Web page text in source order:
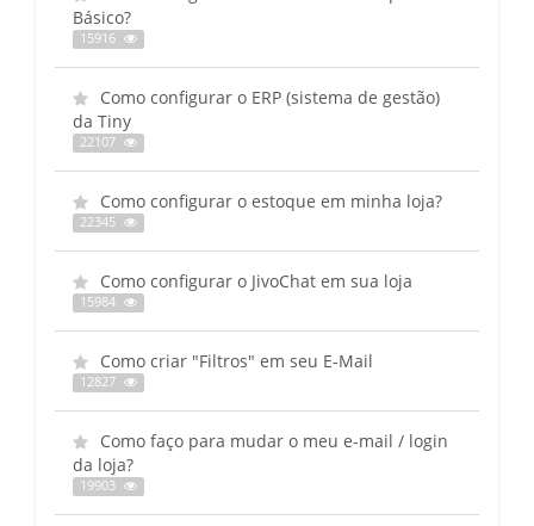
Básico?
15916
Como configurar o ERP (sistema de gestão)
da Tiny
22107
Como configurar o estoque em minha loja?
22345
Como configurar o JivoChat em sua loja
15984
Como criar "Filtros" em seu E-Mail
12827
Como faço para mudar o meu e-mail / login
da loja?
19903